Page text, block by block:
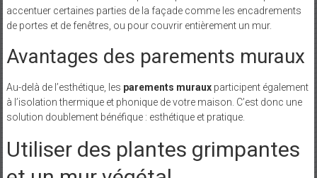
accentuer certaines parties de la façade comme les encadrements
de portes et de fenêtres, ou pour couvrir entièrement un mur.
Avantages des parements muraux
Au-delà de l’esthétique, les parements murauxparticipent également
à l’isolation thermique et phonique de votre maison. C’est donc une
solution doublement bénéfique : esthétique et pratique.
Utiliser des plantes grimpantes